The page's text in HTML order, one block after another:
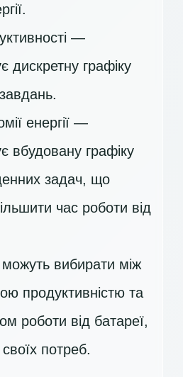
—
дискретну графіку
енергії —
вбудовану графіку
задач, що
час роботи від
можуть вибирати між
продуктивністю та
роботи від батареї,
потреб.